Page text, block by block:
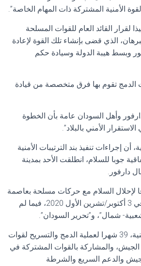
الأمنية المشتركة ذات المهام الخاصة”.
لقرار القائد العام للقوات المسلحة
الذي قضى بإنشاء تلك القوة لإعادة
وبسط هيبة الدولة وسيادة حكم
الدمج تقوم بها فرق متخصصة من قيادة
وأهل السودان عامة بأن الخطوة
الأمني بالبلاد”.
أن إجراءات تنفيذ بند الترتيبات الأمنية
جوبا للسلام، انطلقت الأحد بمدينة
دارفور.
لإحلال السلام مع حركات مسلحة بعاصمة
جنوب السودان جوبا، في 3 أكتوبر/تشرين الأول 2020، فيما لم
شمال”، و”تحرير السودان”.
وحدد بند الترتيبات الأمنية، 39 شهرا لعملية الدمج والتسريح لقوات
والمشاركة بالقوات المشتركة في
والدعم السريع والشرطة